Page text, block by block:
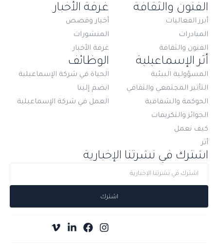
الفنون والثقافة
أبرز الفعاليات
المبادرات
الفنون والثقافة
غرفة الأخبار
أخبار وقصص
المنشورات
غرفة الأخبار
أثر الإسماعيلية
المسؤولية البيئية
التأثير المجتمعي والثقافي
الحوكمة والشفافية
الجوائز والتكريمات
كيف نعمل
أثر
الوظائف
الحياة في شركة الإسماعيلية
انضم إلينا
العمل في شركة الإسماعيلية
اشترك في نشرتنا الإخبارية